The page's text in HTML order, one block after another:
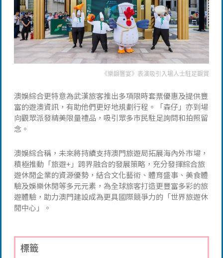
《樂韻響宴》表演吸引入場人士駐足觀賞
澳娛綜合更特意為武漢旅客推出多項限時套票優惠及提供豐
富的遊澳資訊，有助他們更好地規劃行程。「森仔」亦到場
向觀眾派發精美限量禮品，吸引眾多市民駐足詢問和拍照留
念。
澳娛綜合稱，未來將持續支持澳門旅遊局拓展海內外市場，
積極推動「旅遊+」跨界融合的發展策略，充分發揮綜合旅
遊休閒企業的資源優勢，結合文化藝術、體育盛事、美食體
驗及娛樂休閒等多元元素，為全球旅客打造更豐富多彩的旅
遊體驗，助力澳門建設成為更具國際競爭力的「世界旅遊休
閒中心」。
標籤